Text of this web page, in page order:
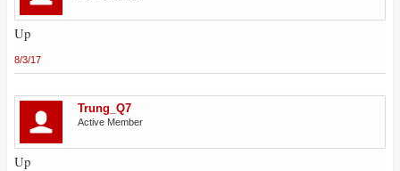
Up
8/3/17
Trung_Q7
Active Member
Up